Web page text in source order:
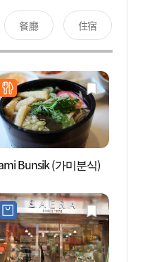
餐廳 住宿
Bunsik (가미분식)